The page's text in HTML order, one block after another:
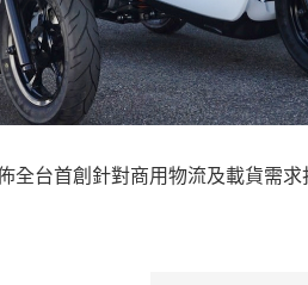
全台首創針對商用物流及載貨需